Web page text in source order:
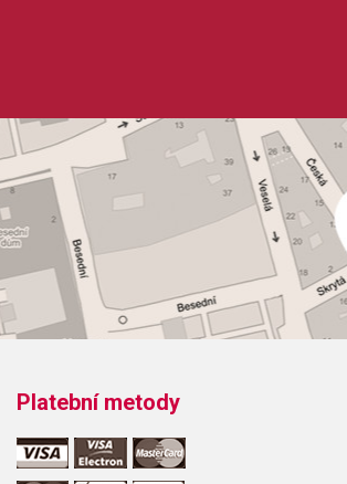
PolkaRoses from the SouthTales from the
WoodsEmperor WaltzViennese BloodWine,
SongRadetzky March
Platební metody